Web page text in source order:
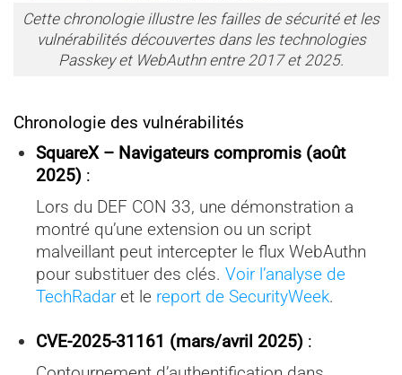
Cette chronologie illustre les failles de sécurité et les
vulnérabilités découvertes dans les technologies
Passkey et WebAuthn entre 2017 et 2025.
Chronologie des vulnérabilités
SquareX – Navigateurs compromis (août
2025) :
Lors du DEF CON 33, une démonstration a
montré qu’une extension ou un script
malveillant peut intercepter le flux WebAuthn
pour substituer des clés. Voir l’analyse de
TechRadaret le report de SecurityWeek.
CVE-2025-31161 (mars/avril 2025) :